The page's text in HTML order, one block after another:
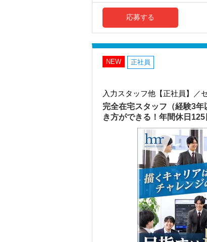
・男性の育休取得率100％
・テレワーク導入済み
・全席デュアルモニタ完備
・クライアント2500社以上
・9割が紹介の安定基盤
・一般企業～医療・学校法人まで対
・相続／事業承継／M&Aにも対応
＜成長中の税理士法人＞
・全国14拠点で事業展開
・従業員240名以上に拡大
・会計・税務・財務・労務まで対応
・専門家が在籍しワンストップ支援
＜学びを後押し＞
・書籍購入費／研修費は全額会社負
・隔月で税法・実務の学習会あり
・資格取得を目指す社員が多数
＜募集の背景＞
・事業拡大に伴う増員募集
・組織力強化に向けた採用
・将来の中核人材を募集
応募する
NEW 正社員
入力スタッフ他【正社員】／
完全在宅スタッフ（経験3
き方ができる！年間休日